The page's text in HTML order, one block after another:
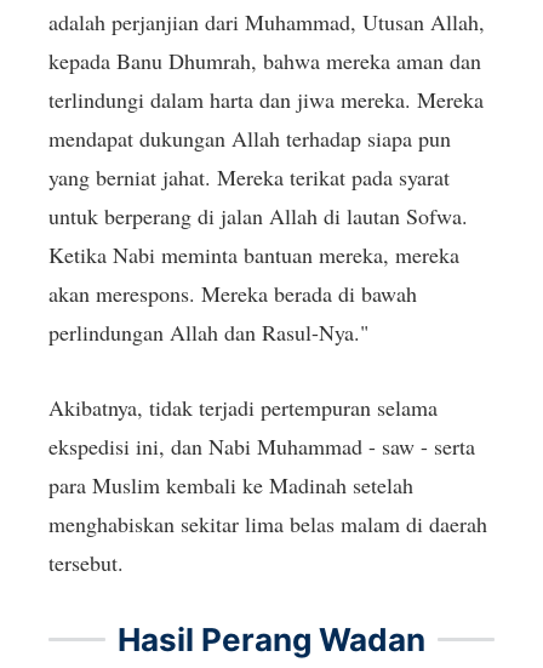
adalah perjanjian dari Muhammad, Utusan Allah,
kepada Banu Dhumrah, bahwa mereka aman dan
terlindungi dalam harta dan jiwa mereka. Mereka
mendapat dukungan Allah terhadap siapa pun
yang berniat jahat. Mereka terikat pada syarat
untuk berperang di jalan Allah di lautan Sofwa.
Ketika Nabi meminta bantuan mereka, mereka
akan merespons. Mereka berada di bawah
perlindungan Allah dan Rasul-Nya."
Akibatnya, tidak terjadi pertempuran selama
ekspedisi ini, dan Nabi Muhammad - saw - serta
para Muslim kembali ke Madinah setelah
menghabiskan sekitar lima belas malam di daerah
tersebut.
Hasil Perang Wadan